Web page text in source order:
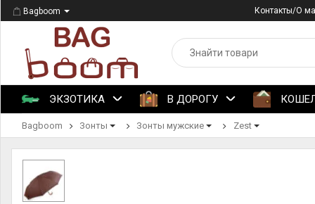
Bagboom Контакты/О
ЭКЗОТИКА В ДОРОГУ
Bagboom Зонты Зонты мужские Zest